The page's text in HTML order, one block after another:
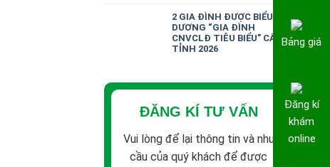
2 GIA ĐÌNH ĐƯỢC BIỂU
DƯƠNG “GIA ĐÌNH
CNVCLĐ TIÊU BIỂU” CẤP
TỈNH 2026
ĐĂNG KÍ TƯ VẤN
Vui lòng để lại thông tin và nhu
cầu của quý khách để được
Bảng giá
Đăng kí
khám
online